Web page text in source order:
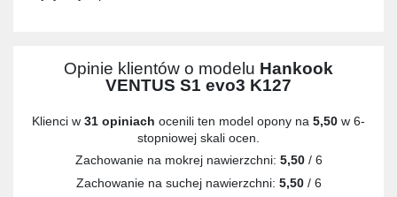
Opinie klientów o modelu Hankook
VENTUS S1 evo3 K127
Klienci w 31 opiniach ocenili ten model opony na 5,50 w 6-
stopniowej skali ocen.
Zachowanie na mokrej nawierzchni: 5,50/ 6
Zachowanie na suchej nawierzchni: 5,50/ 6